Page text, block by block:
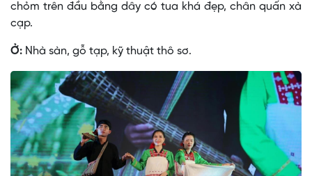
chỏm trên đầu bằng dây có tua khá đẹp, chân quấn xà
cạp.
Ở: Nhà sàn, gỗ tạp, kỹ thuật thô sơ.